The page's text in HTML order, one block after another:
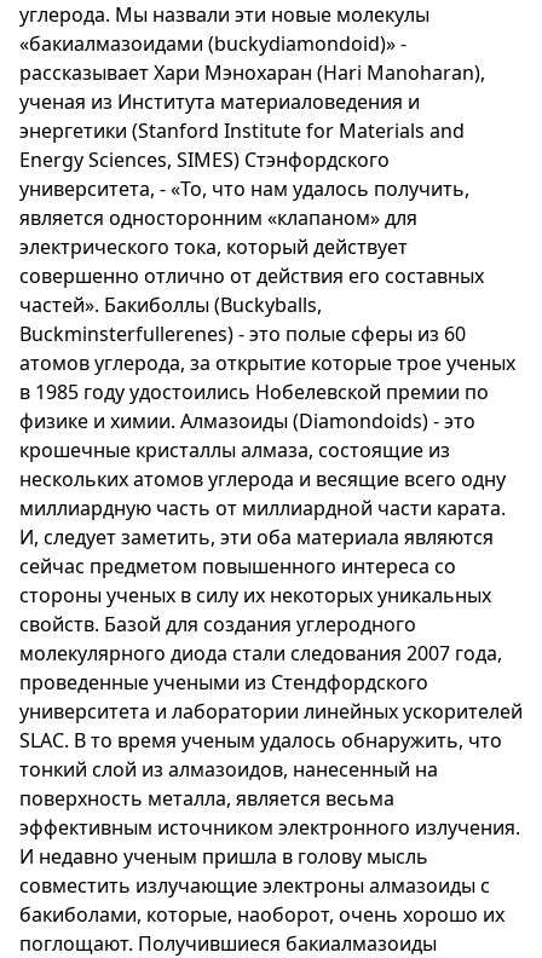
углерода. Мы назвали эти новые молекулы
«бакиалмазоидами (buckydiamondoid)» -
рассказывает Хари Мэнохаран (Hari Manoharan),
ученая из Института материаловедения и
энергетики (Stanford Institute for Materials and
Energy Sciences, SIMES) Стэнфордского
университета, - «То, что нам удалось получить,
является односторонним «клапаном» для
электрического тока, который действует
совершенно отлично от действия его составных
частей». Бакиболлы (Buckyballs,
Buckminsterfullerenes) - это полые сферы из 60
атомов углерода, за открытие которые трое ученых
в 1985 году удостоились Нобелевской премии по
физике и химии. Алмазоиды (Diamondoids) - это
крошечные кристаллы алмаза, состоящие из
нескольких атомов углерода и весящие всего одну
миллиардную часть от миллиардной части карата.
И, следует заметить, эти оба материала являются
сейчас предметом повышенного интереса со
стороны ученых в силу их некоторых уникальных
свойств. Базой для создания углеродного
молекулярного диода стали следования 2007 года,
проведенные учеными из Стендфордского
университета и лаборатории линейных ускорителей
SLAC. В то время ученым удалось обнаружить, что
тонкий слой из алмазоидов, нанесенный на
поверхность металла, является весьма
эффективным источником электронного излучения.
И недавно ученым пришла в голову мысль
совместить излучающие электроны алмазоиды с
бакиболами, которые, наоборот, очень хорошо их
поглощают. Получившиеся бакиалмазоиды